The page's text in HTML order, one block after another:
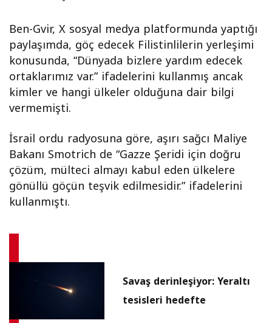
Ben-Gvir, X sosyal medya platformunda yaptığı
paylaşımda, göç edecek Filistinlilerin yerleşimi
konusunda, “Dünyada bizlere yardım edecek
ortaklarımız var.” ifadelerini kullanmış ancak
kimler ve hangi ülkeler olduğuna dair bilgi
vermemişti.
İsrail ordu radyosuna göre, aşırı sağcı Maliye
Bakanı Smotrich de “Gazze Şeridi için doğru
çözüm, mülteci almayı kabul eden ülkelere
gönüllü göçün teşvik edilmesidir.” ifadelerini
kullanmıştı.
Savaş derinleşiyor: Yeraltı
tesisleri hedefte